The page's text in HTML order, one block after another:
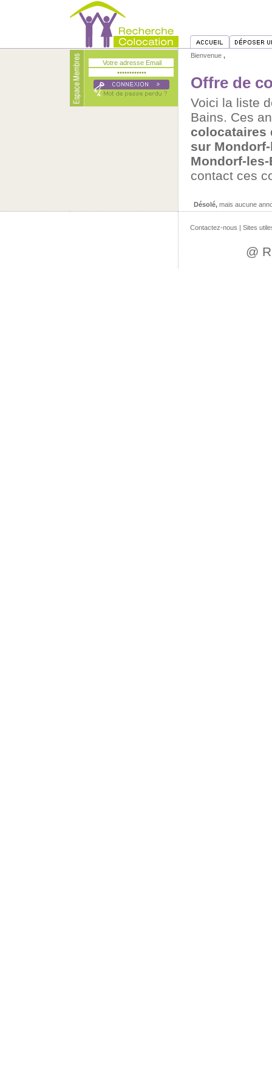
Bienvenue ,
Offre de
Voici la liste
Bains. Ces
colocataires
sur
Mondorf-
contact ces
Désolé, mais aucune
Contactez-nous | Sites
@